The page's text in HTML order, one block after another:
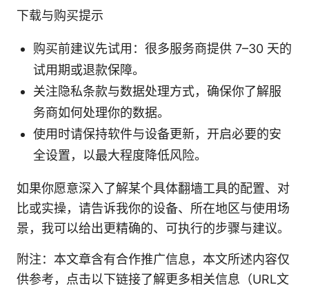
下载与购买提示
购买前建议先试用：很多服务商提供 7–30 天的
试用期或退款保障。
关注隐私条款与数据处理方式，确保你了解服
务商如何处理你的数据。
使用时请保持软件与设备更新，开启必要的安
全设置，以最大程度降低风险。
如果你愿意深入了解某个具体翻墙工具的配置、对
比或实操，请告诉我你的设备、所在地区与使用场
景，我可以给出更精确的、可执行的步骤与建议。
附注：本文章含有合作推广信息，本文所述内容仅
供参考，点击以下链接了解更多相关信息（URL文